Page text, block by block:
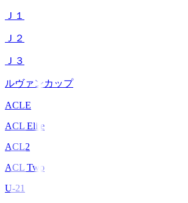
Ｊ１
Ｊ２
Ｊ３
ルヴァンカップ
ACLE
ACL Elite
ACL2
ACL Two
U-21